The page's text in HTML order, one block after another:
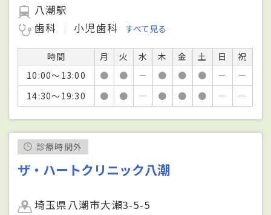
八潮駅
歯科
小児歯科 すべて見る
時間 月 火 水 木 金 土 日
祝
10:00～13:00
● ● － ● ● ● －
－
14:30～19:30
● ● － ● ● ● － －
診療時間外
ザ・ハートクリニック八潮
埼玉県八潮市大瀬3-5-5